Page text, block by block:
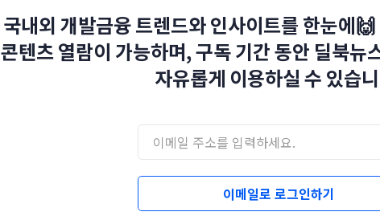
국내외 개발금융 트렌드와 인사이트를 한눈에
콘텐츠 열람이 가능하며, 구독 기간 동안 딜북뉴
자유롭게 이용하실 수 있습
이메일로 로그인하기